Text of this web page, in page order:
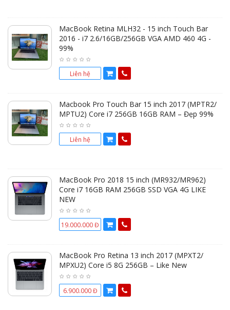
MacBook Retina MLH32 - 15 inch Touch Bar
2016 - i7 2.6/16GB/256GB VGA AMD 460 4G -
99%
Liên hệ
Macbook Pro Touch Bar 15 inch 2017 (MPTR2/
MPTU2) Core i7 256GB 16GB RAM – Đẹp 99%
Liên hệ
MacBook Pro 2018 15 inch (MR932/MR962)
Core i7 16GB RAM 256GB SSD VGA 4G LIKE
NEW
19.000.000 Đ
MacBook Pro Retina 13 inch 2017 (MPXT2/
MPXU2) Core i5 8G 256GB – Like New
6.900.000 Đ